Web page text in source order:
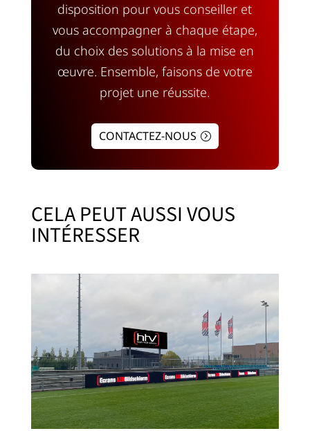
disposition pour vous conseiller et
vous accompagner à chaque étape,
du choix des solutions à la mise en
œuvre. Ensemble, faisons de votre
projet une réussite.
CONTACTEZ-NOUS
CELA PEUT AUSSI VOUS
INTÉRESSER